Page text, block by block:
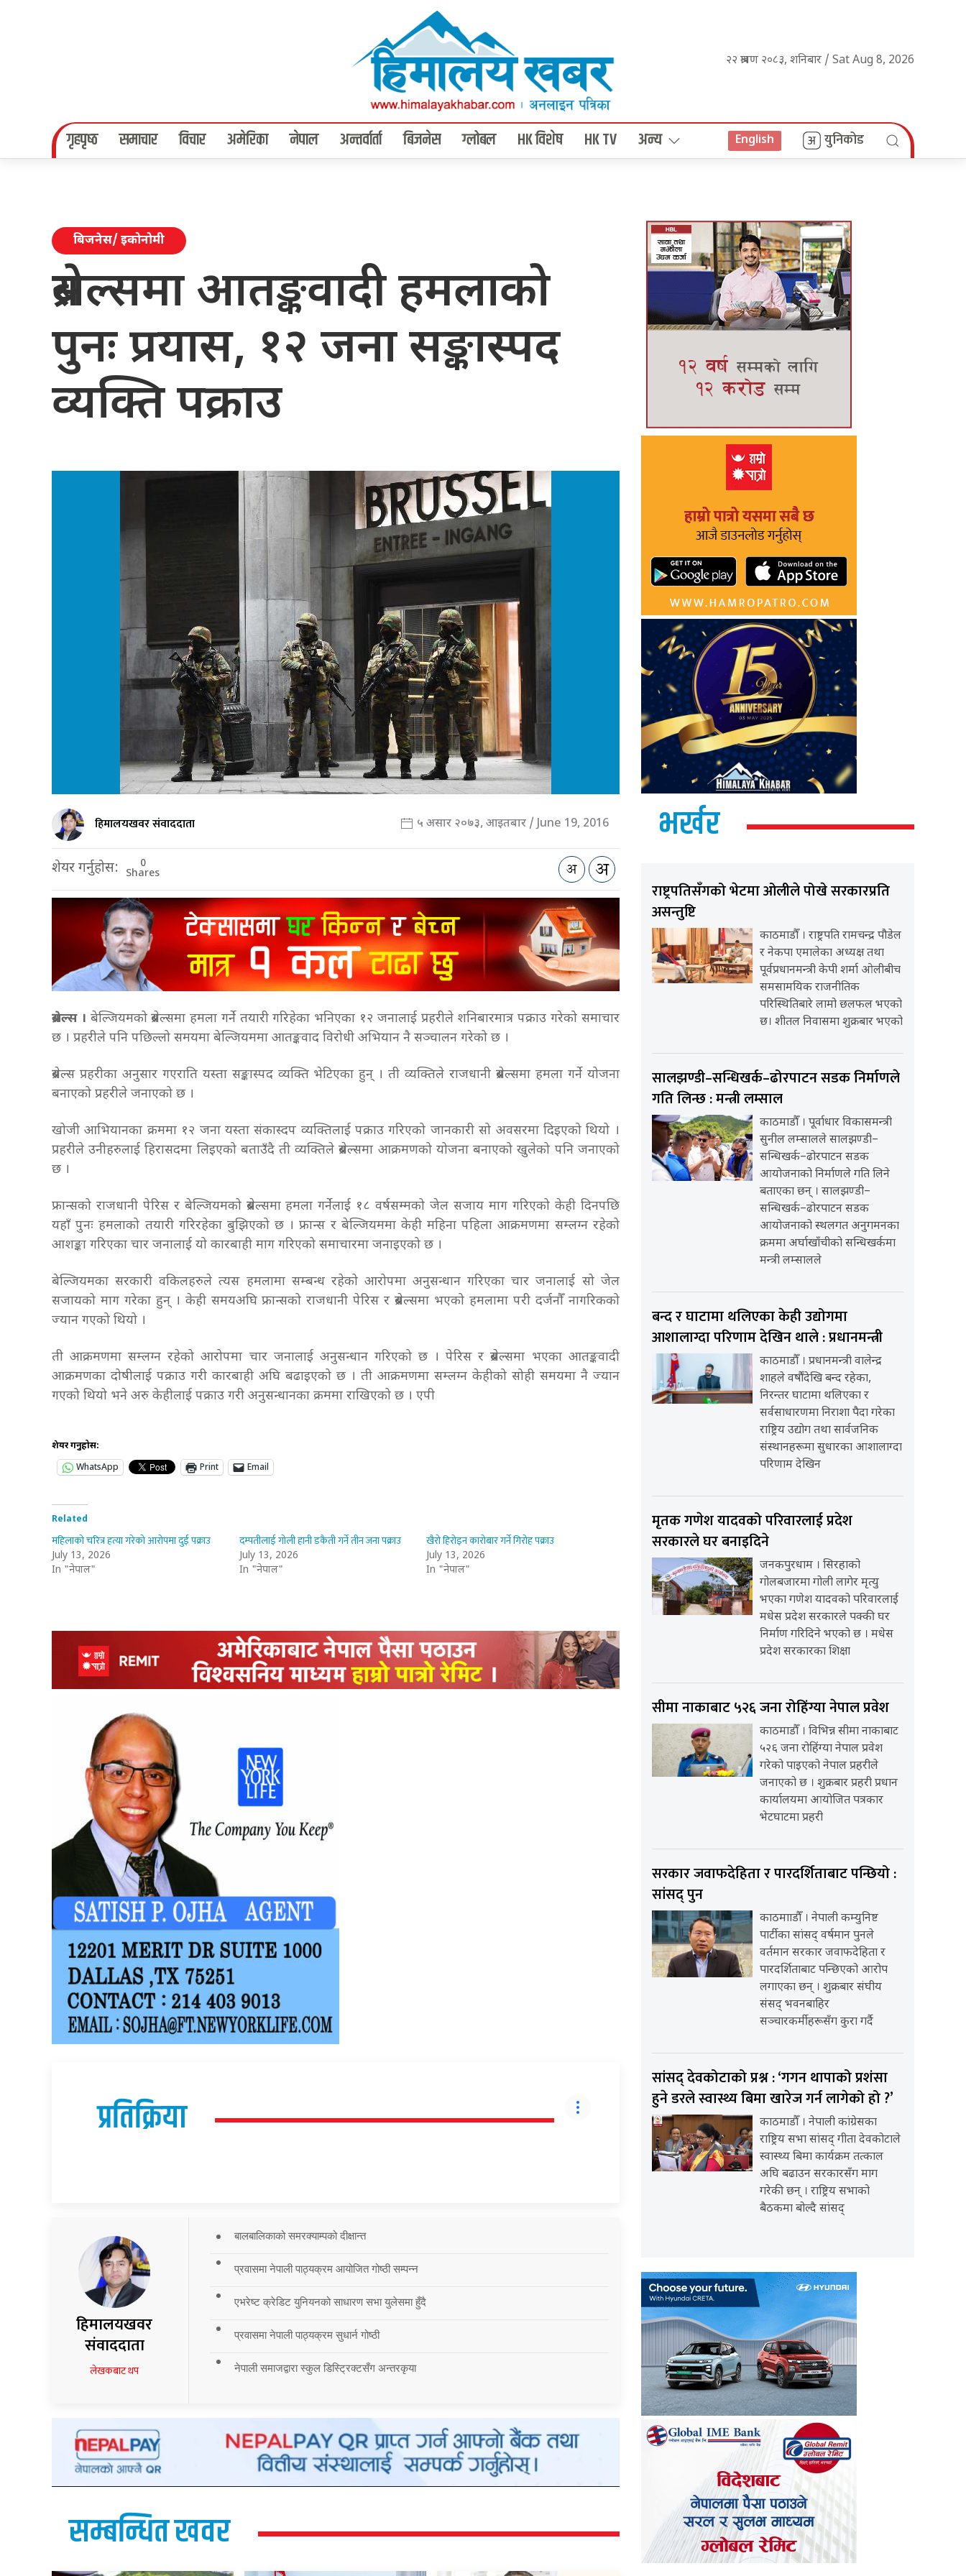
२२ श्रावण २०८३, शनिबार / Sat Aug 8, 2026
गृहपृष्‍ठ समाचार विचार अमेरिका नेपाल अन्तर्वार्ता बिजनेस ग्लोबल HK विशेष HK TV अन्य English युनिकोड
बिजनेस/ इकोनोमी
ब्रसेल्समा आतङ्कवादी हमलाको
पुनः प्रयास, १२ जना सङ्कास्पद
व्यक्ति पक्राउ
हिमालयखवर संवाददाता ५ असार २०७३, आइतबार / June 19, 2016
शेयर गर्नुहोस: 0
Shares
ब्रसेल्स । बेल्जियमको ब्रसेल्समा हमला गर्ने तयारी गरिहेका भनिएका १२ जनालाई प्रहरीले शनिबारमात्र पक्राउ गरेको समाचार
छ । प्रहरीले पनि पछिल्लो समयमा बेल्जियममा आतङ्कवाद विरोधी अभियान नै सञ्चालन गरेको छ ।
ब्रसेल्स प्रहरीका अनुसार गएराति यस्ता सङ्कास्पद व्यक्ति भेटिएका हुन् । ती व्यक्तिले राजधानी ब्रसेल्समा हमला गर्ने योजना
बनाएको प्रहरीले जनाएको छ ।
खोजी आभियानका क्रममा १२ जना यस्ता संकास्दप व्यक्तिलाई पक्राउ गरिएको जानकारी सो अवसरमा दिइएको थियो ।
प्रहरीले उनीहरुलाई हिरासदमा लिइएको बताउँदै ती व्यक्तिले ब्रसेल्समा आक्रमणको योजना बनाएको खुलेको पनि जनाएको
छ ।
फ्रान्सको राजधानी पेरिस र बेल्जियमको ब्रसेल्समा हमला गर्नेलाई १८ वर्षसम्मको जेल सजाय माग गरिएको केही दिनपछि
यहाँ पुनः हमलाको तयारी गरिरहेका बुझिएको छ । फ्रान्स र बेल्जियममा केही महिना पहिला आक्रमणमा सम्लग्न रहेको
आशङ्का गरिएका चार जनालाई यो कारबाही माग गरिएको समाचारमा जनाइएको छ ।
बेल्जियमका सरकारी वकिलहरुले त्यस हमलामा सम्बन्ध रहेको आरोपमा अनुसन्धान गरिएका चार जनालाई सो जेल
सजायको माग गरेका हुन् । केही समयअघि फ्रान्सको राजधानी पेरिस र ब्रसेल्समा भएको हमलामा परी दर्जनौँ नागरिकको
ज्यान गएको थियो ।
ती आक्रमणमा सम्लग्न रहेको आरोपमा चार जनालाई अनुसन्धान गरिएको छ । पेरिस र ब्रसेल्समा भएका आतङ्कवादी
आक्रमणका दोषीलाई पक्राउ गरी कारबाही अघि बढाइएको छ । ती आक्रमणमा सम्लग्न केहीको सोही समयमा नै ज्यान
गएको थियो भने अरु केहीलाई पक्राउ गरी अनुसन्धानका क्रममा राखिएको छ । एपी
शेयर गर्नुहोस:
WhatsApp
Print Email
Related
महिलाको चरित्र हत्या गरेको आरोपमा दुई पक्राउ
July 13, 2026
In "नेपाल"
दम्पतीलाई गोली हानी डकैती गर्ने तीन जना पक्राउ
July 13, 2026
In "नेपाल"
खैरो हिरोइन कारोबार गर्ने गिरोह पक्राउ
July 13, 2026
In "नेपाल"
प्रतिक्रिया
हिमालयखवर
संवाददाता
लेखकबाट थप
बालबालिकाको समरक्याम्पको दीक्षान्त
प्रवासमा नेपाली पाठ्यक्रम आयोजित गोष्ठी सम्पन्न
एभरेष्ट क्रेडिट युनियनको साधारण सभा युलेसमा हुँदै
प्रवासमा नेपाली पाठ्यक्रम सुधार्न गोष्ठी
नेपाली समाजद्वारा स्कुल डिस्ट्रिक्टसँग अन्तरकृया
सम्बन्धित खवर
भर्खर
राष्ट्रपतिसँगको भेटमा ओलीले पोखे सरकारप्रति
असन्तुष्टि
काठमाडौँ । राष्ट्रपति रामचन्द्र पौडेल
र नेकपा एमालेका अध्यक्ष तथा
पूर्वप्रधानमन्त्री केपी शर्मा ओलीबीच
समसामयिक राजनीतिक
परिस्थितिबारे लामो छलफल भएको
छ। शीतल निवासमा शुक्रबार भएको
सालझण्डी–सन्धिखर्क–ढोरपाटन सडक निर्माणले
गति लिन्छ : मन्त्री लम्साल
काठमाडौँ । पूर्वाधार विकासमन्त्री
सुनील लम्सालले सालझण्डी–
सन्धिखर्क–ढोरपाटन सडक
आयोजनाको निर्माणले गति लिने
बताएका छन् । सालझण्डी–
सन्धिखर्क–ढोरपाटन सडक
आयोजनाको स्थलगत अनुगमनका
क्रममा अर्घाखाँचीको सन्धिखर्कमा
मन्त्री लम्सालले
बन्द र घाटामा थलिएका केही उद्योगमा
आशालाग्दा परिणाम देखिन थाले : प्रधानमन्त्री
काठमाडौँ । प्रधानमन्त्री वालेन्द्र
शाहले वर्षौंदेखि बन्द रहेका,
निरन्तर घाटामा थलिएका र
सर्वसाधारणमा निराशा पैदा गरेका
राष्ट्रिय उद्योग तथा सार्वजनिक
संस्थानहरूमा सुधारका आशालाग्दा
परिणाम देखिन
मृतक गणेश यादवको परिवारलाई प्रदेश
सरकारले घर बनाइदिने
जनकपुरधाम । सिरहाको
गोलबजारमा गोली लागेर मृत्यु
भएका गणेश यादवको परिवारलाई
मधेस प्रदेश सरकारले पक्की घर
निर्माण गरिदिने भएको छ । मधेस
प्रदेश सरकारका शिक्षा
सीमा नाकाबाट ५२६ जना रोहिंग्या नेपाल प्रवेश
काठमाडौँ । विभिन्न सीमा नाकाबाट
५२६ जना रोहिंग्या नेपाल प्रवेश
गरेको पाइएको नेपाल प्रहरीले
जनाएको छ । शुक्रबार प्रहरी प्रधान
कार्यालयमा आयोजित पत्रकार
भेटघाटमा प्रहरी
सरकार जवाफदेहिता र पारदर्शिताबाट पन्छियो :
सांसद् पुन
काठमााडौँ । नेपाली कम्युनिष्ट
पार्टीका सांसद् वर्षमान पुनले
वर्तमान सरकार जवाफदेहिता र
पारदर्शिताबाट पन्छिएको आरोप
लगाएका छन् । शुक्रबार संघीय
संसद् भवनबाहिर
सञ्चारकर्मीहरूसँग कुरा गर्दै
सांसद् देवकोटाको प्रश्न : ‘गगन थापाको प्रशंसा
हुने डरले स्वास्थ्य बिमा खारेज गर्न लागेको हो ?’
काठमाडौँ । नेपाली कांग्रेसका
राष्ट्रिय सभा सांसद् गीता देवकोटाले
स्वास्थ्य बिमा कार्यक्रम तत्काल
अघि बढाउन सरकारसँग माग
गरेकी छन् । राष्ट्रिय सभाको
बैठकमा बोल्दै सांसद्